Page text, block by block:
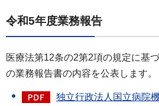
令和5年度業務報告
医療法第12条の2第2項の規定に基
の業務報告書の内容を公表します。
独立行政法人国立病院